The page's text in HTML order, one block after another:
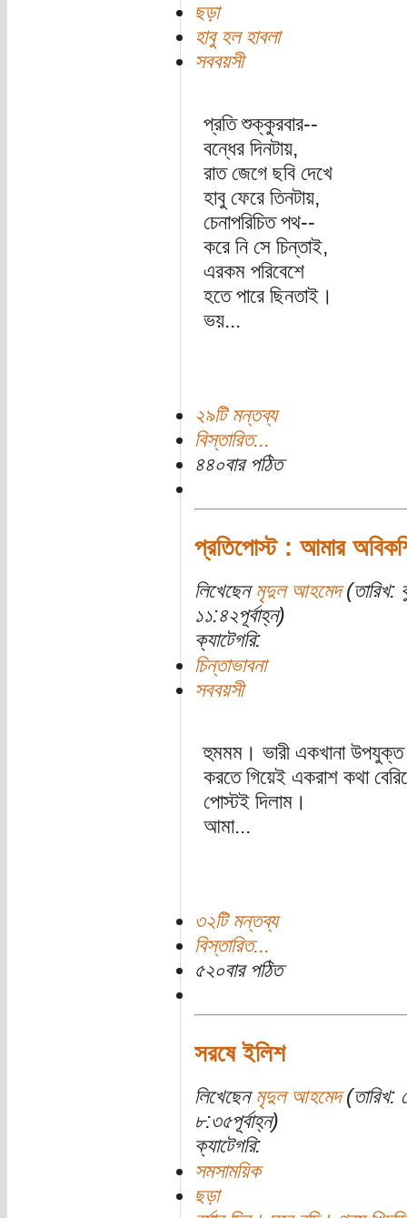
ছড়া
হাবু হল হাবলা
সববয়সী
প্রতি শুক্কুরবার--
বন্ধের দিনটায়,
রাত জেগে ছবি দেখে
হাবু ফেরে তিনটায়,
চেনাপরিচিত পথ--
করে নি সে চিন্তাই,
এরকম পরিবেশে
হতে পারে ছিনতাই।
ভয়...
২৯টি মন্তব্য
বিস্তারিত...
৪৪০বার পঠিত
প্রতিপোস্ট : আমার
লিখেছেন মৃদুল আহমেদ(তারিখ:
১১:৪২পূর্বাহ্ন)
ক্যাটেগরি:
চিন্তাভাবনা
সববয়সী
হুমমম। ভারী একখানা উপযুক্ত
করতে গিয়েই একরাশ কথা
পোস্টই দিলাম।
আমা...
৩২টি মন্তব্য
বিস্তারিত...
৫২০বার পঠিত
সরষে ইলিশ
লিখেছেন মৃদুল আহমেদ(তারিখ:
৮:৩৫পূর্বাহ্ন)
ক্যাটেগরি:
সমসাময়িক
ছড়া